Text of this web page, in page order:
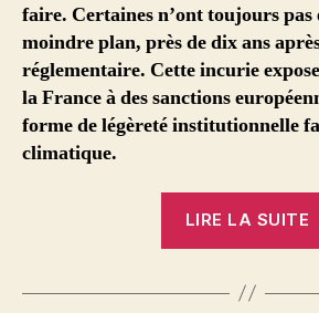
faire. Certaines n’ont toujours pas
moindre plan, près de dix ans
réglementaire. Cette incurie
la France à des sanctions
forme de légèreté institutionnelle
climatique.
LIRE LA SUITE